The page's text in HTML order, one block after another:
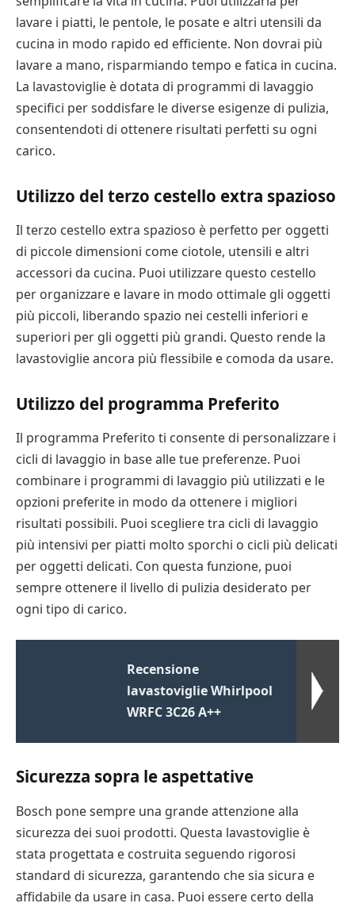
lavare i piatti, le pentole, le posate e altri utensili da
cucina in modo rapido ed efficiente. Non dovrai più
lavare a mano, risparmiando tempo e fatica in cucina.
La lavastoviglie è dotata di programmi di lavaggio
specifici per soddisfare le diverse esigenze di pulizia,
consentendoti di ottenere risultati perfetti su ogni
carico.
Utilizzo del terzo cestello extra spazioso
Il terzo cestello extra spazioso è perfetto per oggetti
di piccole dimensioni come ciotole, utensili e altri
accessori da cucina. Puoi utilizzare questo cestello
per organizzare e lavare in modo ottimale gli oggetti
più piccoli, liberando spazio nei cestelli inferiori e
superiori per gli oggetti più grandi. Questo rende la
lavastoviglie ancora più flessibile e comoda da usare.
Utilizzo del programma Preferito
Il programma Preferito ti consente di personalizzare i
cicli di lavaggio in base alle tue preferenze. Puoi
combinare i programmi di lavaggio più utilizzati e le
opzioni preferite in modo da ottenere i migliori
risultati possibili. Puoi scegliere tra cicli di lavaggio
più intensivi per piatti molto sporchi o cicli più delicati
per oggetti delicati. Con questa funzione, puoi
sempre ottenere il livello di pulizia desiderato per
ogni tipo di carico.
Recensione
lavastoviglie Whirlpool
WRFC 3C26 A++
Sicurezza sopra le aspettative
Bosch pone sempre una grande attenzione alla
sicurezza dei suoi prodotti. Questa lavastoviglie è
stata progettata e costruita seguendo rigorosi
standard di sicurezza, garantendo che sia sicura e
affidabile da usare in casa. Puoi essere certo della